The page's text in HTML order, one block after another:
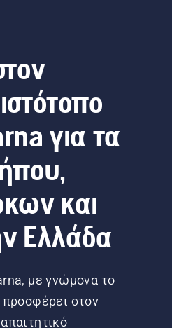
για τα
και
Ελλάδα
με γνώμονα το
προσφέρει στον